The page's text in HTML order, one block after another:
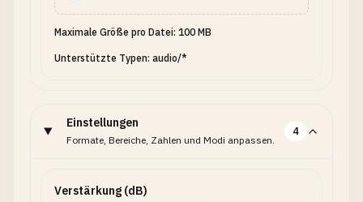
Maximale Größe pro Datei: 100 MB
Unterstützte Typen: audio/*
Einstellungen
Formate, Bereiche, Zahlen und Modi anpassen.
4
Verstärkung (dB)